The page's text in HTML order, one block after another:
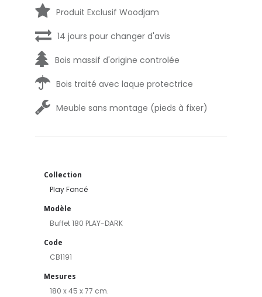
Produit Exclusif Woodjam
14 jours pour changer d'avis
Bois massif d'origine controlée
Bois traité avec laque protectrice
Meuble sans montage (pieds à fixer)
Collection
Play Foncé
Modèle
Buffet 180 PLAY-DARK
Code
CB1191
Mesures
180 x 45 x 77 cm.